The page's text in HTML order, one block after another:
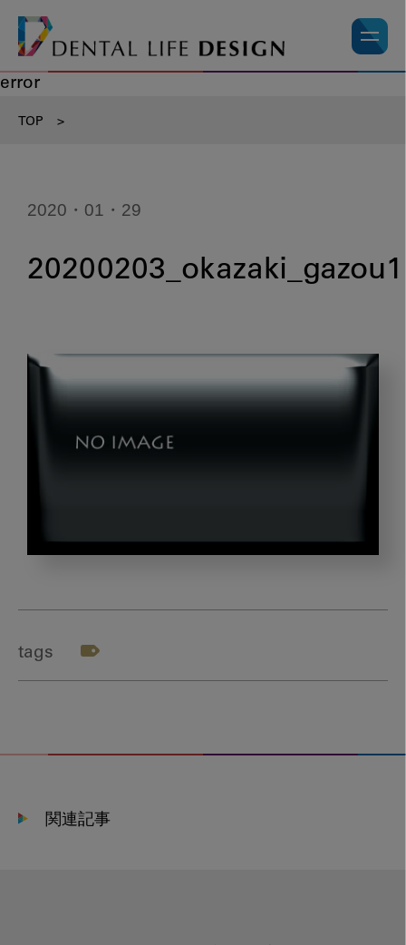
error
TOP >
2020・01・29
20200203_okazaki_gazou1
tags
関連記事